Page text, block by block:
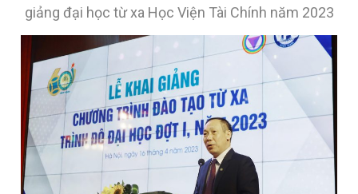
giảng đại học từ xa Học Viện Tài Chính năm 2023